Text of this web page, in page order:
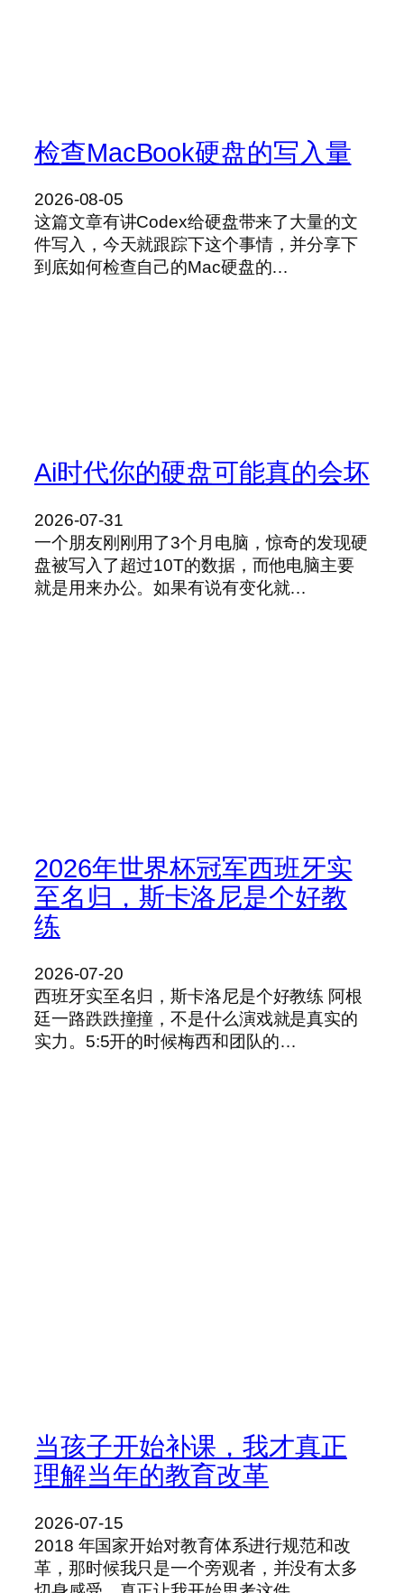
检查MacBook硬盘的写入量
2026-08-05
这篇文章有讲Codex给硬盘带来了大量的文
件写入，今天就跟踪下这个事情，并分享下
到底如何检查自己的Mac硬盘的…
Ai时代你的硬盘可能真的会坏
2026-07-31
一个朋友刚刚用了3个月电脑，惊奇的发现硬
盘被写入了超过10T的数据，而他电脑主要
就是用来办公。如果有说有变化就…
2026年世界杯冠军西班牙实
至名归，斯卡洛尼是个好教
练
2026-07-20
西班牙实至名归，斯卡洛尼是个好教练 阿根
廷一路跌跌撞撞，不是什么演戏就是真实的
实力。5:5开的时候梅西和团队的…
当孩子开始补课，我才真正
理解当年的教育改革
2026-07-15
2018 年国家开始对教育体系进行规范和改
革，那时候我只是一个旁观者，并没有太多